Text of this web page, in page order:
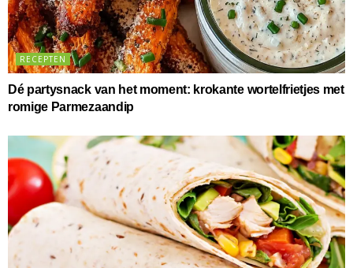
RECEPTEN
Dé partysnack van het moment: krokante wortelfrietjes met
romige Parmezaandip